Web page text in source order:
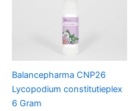
Balancepharma CNP26
Lycopodium constitutieplex
6 Gram